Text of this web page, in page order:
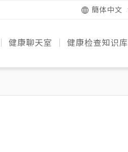
簡体中文
健康聊天室
快速健康检测
预防疾病知识+
健康饮食策略
健康动起来
遗传风险必知
健康检查知识库
健检知识